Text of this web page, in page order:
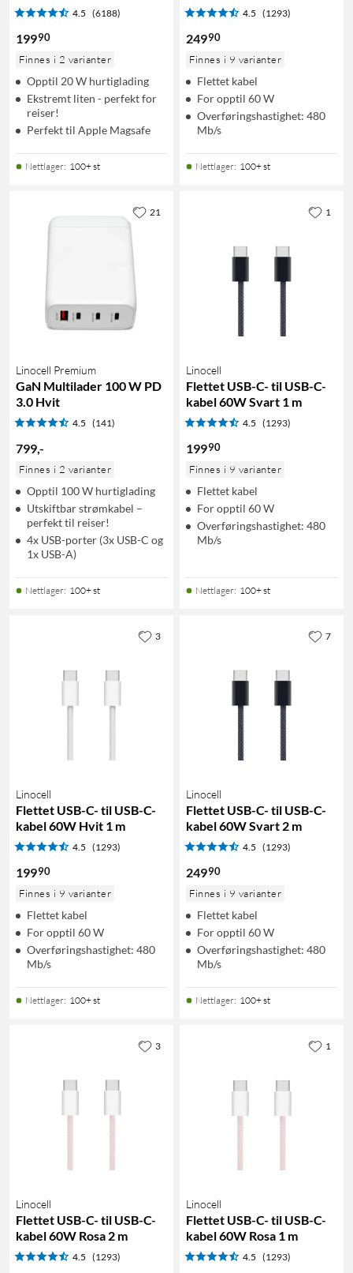
4.5 (6188)
19990
Finnes i 2 varianter
Opptil 20 W hurtiglading
Ekstremt liten - perfekt for
reiser!
Perfekt til Apple Magsafe
Nettlager: 100+ st
4.5 (1293)
24990
Finnes i 9 varianter
Flettet kabel
For opptil 60 W
Overføringshastighet: 480
Mb/s
Nettlager: 100+ st
Linocell Premium
GaN Multilader 100 W PD
3.0 Hvit
4.5 (141)
799,-
Finnes i 2 varianter
Opptil 100 W hurtiglading
Utskiftbar strømkabel –
perfekt til reiser!
4x USB-porter (3x USB-C og
1x USB-A)
Nettlager: 100+ st
21
Linocell
Flettet USB-C- til USB-C-
kabel 60W Svart 1 m
4.5 (1293)
19990
Finnes i 9 varianter
Flettet kabel
For opptil 60 W
Overføringshastighet: 480
Mb/s
Nettlager: 100+ st
1
Linocell
Flettet USB-C- til USB-C-
kabel 60W Hvit 1 m
4.5 (1293)
19990
Finnes i 9 varianter
Flettet kabel
For opptil 60 W
Overføringshastighet: 480
Mb/s
Nettlager: 100+ st
3
Linocell
Flettet USB-C- til USB-C-
kabel 60W Svart 2 m
4.5 (1293)
24990
Finnes i 9 varianter
Flettet kabel
For opptil 60 W
Overføringshastighet: 480
Mb/s
Nettlager: 100+ st
7
Linocell
Flettet USB-C- til USB-C-
kabel 60W Rosa 2 m
4.5 (1293)
3
Linocell
Flettet USB-C- til USB-C-
kabel 60W Rosa 1 m
4.5 (1293)
1